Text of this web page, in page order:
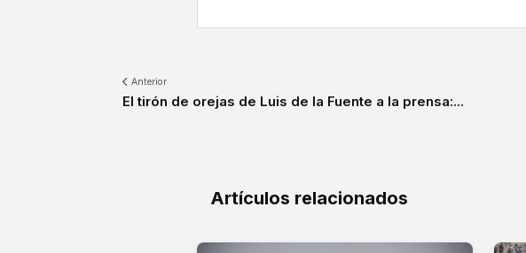
Anterior
El tirón de orejas de Luis de la Fuente a la prensa:...
Artículos relacionados